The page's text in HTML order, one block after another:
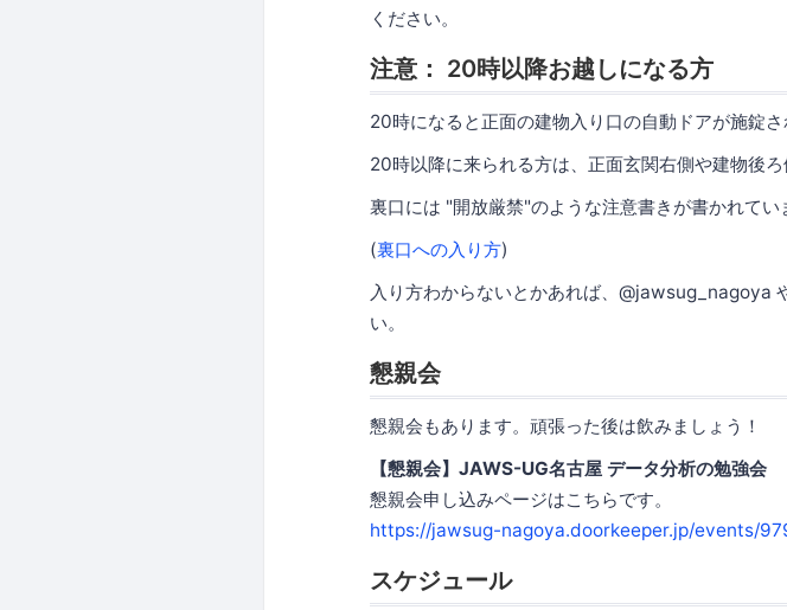
ください。
注意： 20時以降お越しになる方
20時になると正面の建物入り口の自動ドアが施錠さ
20時以降に来られる方は、正面玄関右側や建物後
裏口には "開放厳禁"のような注意書きが書かれてい
(裏口への入り方)
入り方わからないとかあれば、@jawsug_nagoya
い。
懇親会
懇親会もあります。頑張った後は飲みましょう！
【懇親会】JAWS-UG名古屋 データ分析の勉強会
懇親会申し込みページはこちらです。
https://jawsug-nagoya.doorkeeper.jp/events/
スケジュール